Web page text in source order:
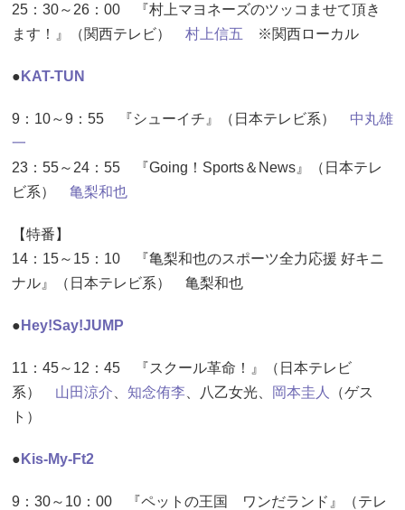
25：30～26：00 『村上マヨネーズのツッコませて頂き
ます！』（関西テレビ） 村上信五 ※関西ローカル
● KAT-TUN
9：10～9：55 『シューイチ』（日本テレビ系） 中丸雄
一
23：55～24：55 『Going！Sports＆News』（日本テレ
ビ系） 亀梨和也
【特番】
14：15～15：10 『亀梨和也のスポーツ全力応援 好キニ
ナル』（日本テレビ系） 亀梨和也
● Hey!Say!JUMP
11：45～12：45 『スクール革命！』（日本テレビ
系） 山田涼介 知念侑李 、八乙女光 岡本圭人
（ゲス
ト）
● Kis-My-Ft2
9：30～10：00 『ペットの王国 ワンだランド』（テレ